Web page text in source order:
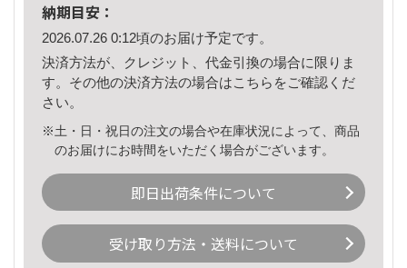
納期目安：
2026.07.26 0:12頃のお届け予定です。
決済方法が、クレジット、代金引換の場合に限りま
す。その他の決済方法の場合はこちら をご確認くだ
さい。
※土・日・祝日の注文の場合や在庫状況によって、商品
のお届けにお時間をいただく場合がございます。
即日出荷条件について
受け取り方法・送料について